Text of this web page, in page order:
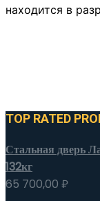
находится в
TOP RATED
Стальная дверь
132кг
65 700,00 ₽